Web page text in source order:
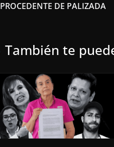
PROCEDENTE DE PALIZADA
También te